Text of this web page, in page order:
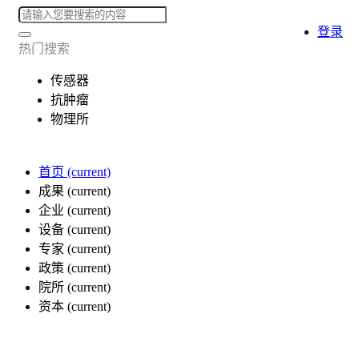
热门搜索
传感器
抗肿瘤
物理所
首页 (current)
成果 (current)
企业 (current)
设备 (current)
专家 (current)
政策 (current)
院所 (current)
资本 (current)
登录